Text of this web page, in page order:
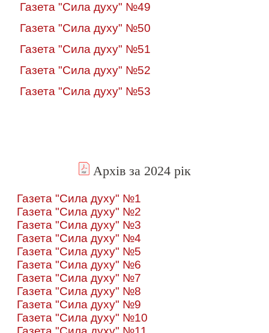
Газета "Сила духу" №49
Газета "Сила духу" №50
Газета "Сила духу" №51
Газета "Сила духу" №52
Газета "Сила духу" №53
Архів за 2024 рік
Газета "Сила духу" №1
Газета "Сила духу" №2
Газета "Сила духу" №3
Газета "Сила духу" №4
Газета "Сила духу" №5
Газета "Сила духу" №6
Газета "Сила духу" №7
Газета "Сила духу" №8
Газета "Сила духу" №9
Газета "Сила духу" №10